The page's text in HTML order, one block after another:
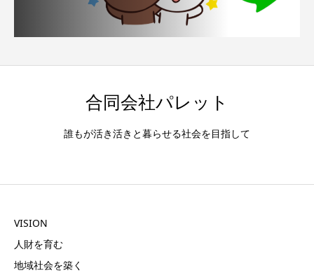
合同会社パレット
誰もが活き活きと暮らせる社会を目指して
VISION
人財を育む
地域社会を築く